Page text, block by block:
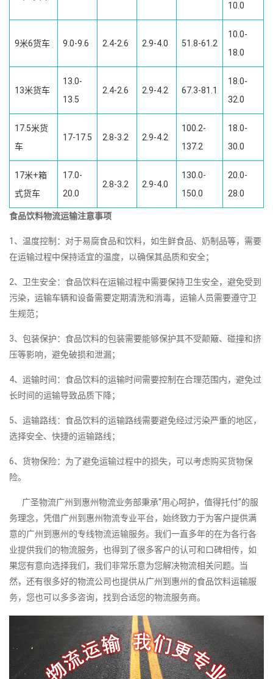
10.0
9米6货车 9.0-9.6 2.4-2.6 2.9-4.0 51.8-61.2
10.0-
18.0
13米货车
13.0-
13.5
2.4-2.6 2.9-4.2 67.3-81.1
18.0-
32.0
17.5米货
车
17-17.5 2.8-3.2 2.9-4.2
100.2-
137.2
18.0-
30.0
17米+箱
式货车
17.0-
20.0
2.8-3.2 2.9-4.0
130.0-
150.0
20.0-
28.0
食品饮料物流运输注意事项
1、温度控制：对于易腐食品和饮料，如生鲜食品、奶制品等，需要
在运输过程中保持适宜的温度，以确保其品质和安全；
2、卫生安全：食品饮料在运输过程中需要保持卫生安全，避免受到
污染，运输车辆和设备需要定期清洗和消毒，运输人员需要遵守卫
生规范；
3、包装保护：食品饮料的包装需要能够保护其不受颠簸、碰撞和挤
压等影响，避免破损和泄漏；
4、运输时间：食品饮料的运输时间需要控制在合理范围内，避免过
长时间的运输导致品质下降；
5、运输路线：食品饮料的运输路线需要避免经过污染严重的地区，
选择安全、快捷的运输路线；
6、货物保险：为了避免运输过程中的损失，可以考虑购买货物保
险。
广圣物流广州到惠州物流业务部秉承“用心呵护，值得托付”的服
务理念，凭借广州到惠州物流专业平台，始终致力于为客户提供满
意的广州到惠州的专线物流运输服务。我们一直多年的在为各行各
业提供我们的物流服务，也得到了很多客户的认可和口碑相传，如
果您有意向选择我们，我们非常乐意为您解决物流相关问题。当
然，还有很多好的物流公司也提供从广州到惠州的食品饮料运输服
务，您也可以多多咨询，找到合适您的物流服务商。